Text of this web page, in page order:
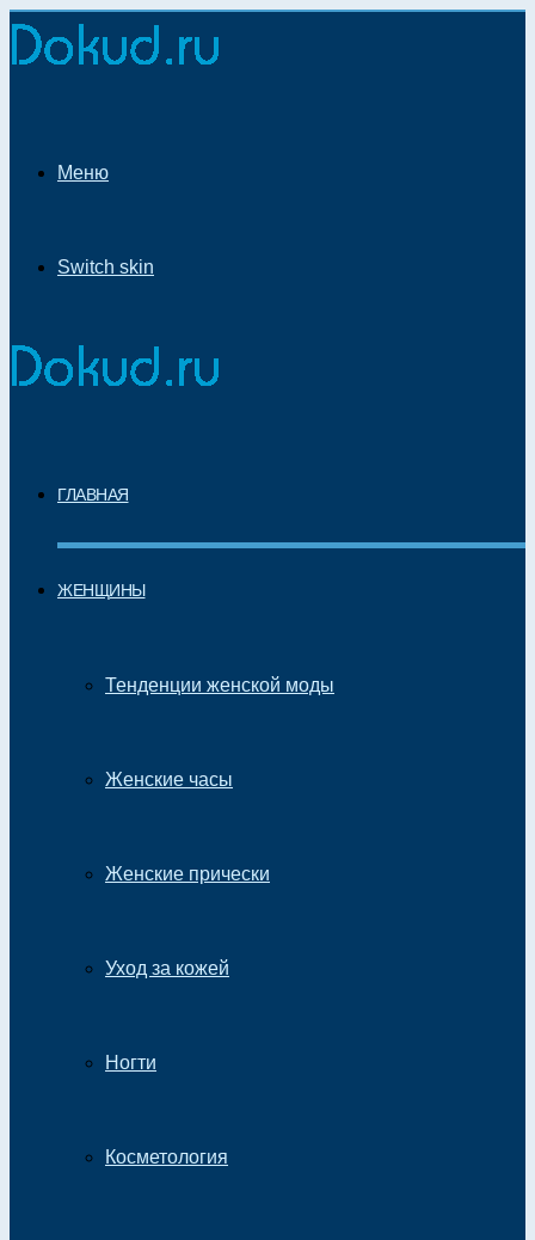
Меню
Switch skin
ГЛАВНАЯ
ЖЕНЩИНЫ
Тенденции женской моды
Женские часы
Женские прически
Уход за кожей
Ногти
Косметология